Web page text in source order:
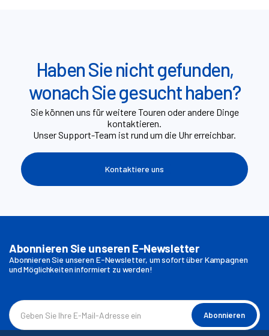
Haben Sie nicht gefunden,
wonach Sie gesucht haben?
Sie können uns für weitere Touren oder andere Dinge
kontaktieren.
Unser Support-Team ist rund um die Uhr erreichbar.
Kontaktiere uns
Abonnieren Sie unseren E-Newsletter
Abonnieren Sie unseren E-Newsletter, um sofort über Kampagnen
und Möglichkeiten informiert zu werden!
Abonnieren